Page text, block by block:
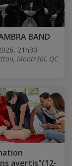
BAND
21h30
Montréal, QC
avertis"(12-